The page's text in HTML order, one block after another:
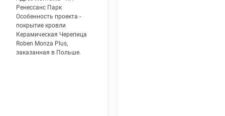
Ренессанс Парк
Особенность проекта -
покрытие кровли
Керамическая Черепица
Roben Monza Plus,
заказанная в Польше.